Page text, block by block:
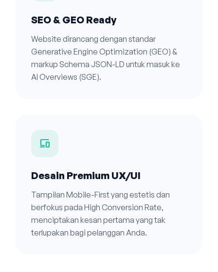
SEO & GEO Ready
Website dirancang dengan standar
Generative Engine Optimization (GEO) &
markup Schema JSON-LD untuk masuk ke
AI Overviews (SGE).
devices
Desain Premium UX/UI
Tampilan Mobile-First yang estetis dan
berfokus pada High Conversion Rate,
menciptakan kesan pertama yang tak
terlupakan bagi pelanggan Anda.